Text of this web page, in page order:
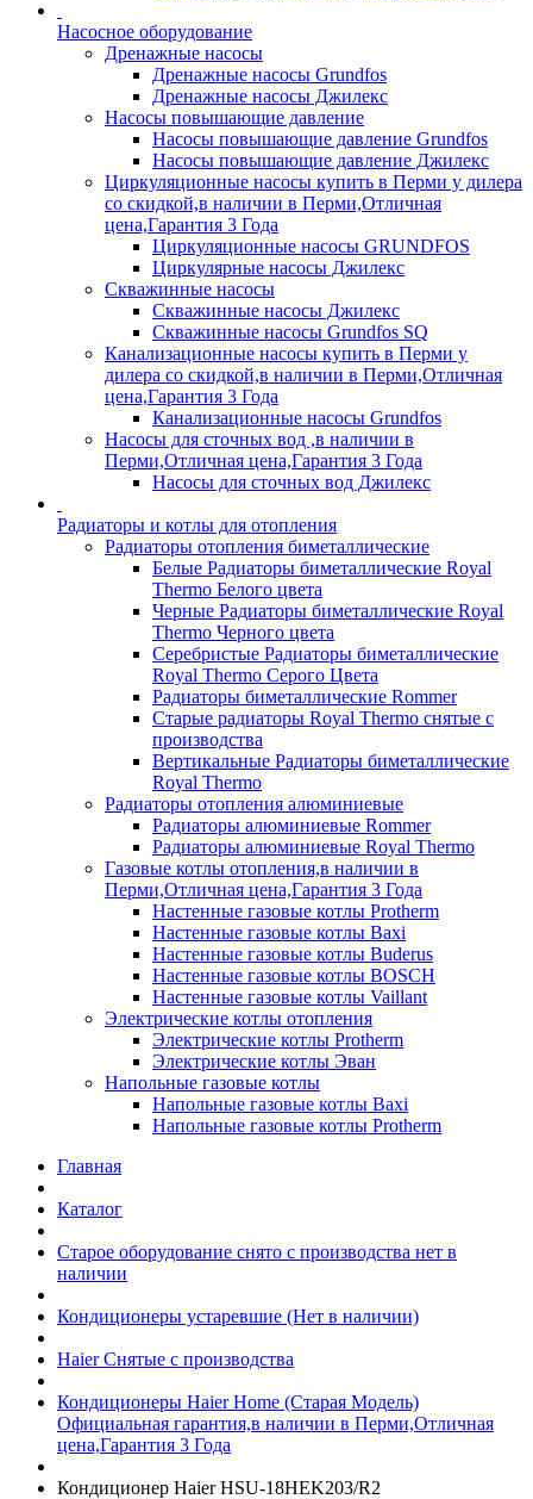
Насосное оборудование
Дренажные насосы
Дренажные насосы Grundfos
Дренажные насосы Джилекс
Насосы повышающие давление
Насосы повышающие давление Grundfos
Насосы повышающие давление Джилекс
Циркуляционные насосы купить в Перми у дилера
со скидкой,в наличии в Перми,Отличная
цена,Гарантия 3 Года
Циркуляционные насосы GRUNDFOS
Циркулярные насосы Джилекс
Скважинные насосы
Скважинные насосы Джилекс
Скважинные насосы Grundfos SQ
Канализационные насосы купить в Перми у
дилера со скидкой,в наличии в Перми,Отличная
цена,Гарантия 3 Года
Канализационные насосы Grundfos
Насосы для сточных вод ,в наличии в
Перми,Отличная цена,Гарантия 3 Года
Насосы для сточных вод Джилекс
Радиаторы и котлы для отопления
Радиаторы отопления биметаллические
Белые Радиаторы биметаллические Royal
Thermo Белого цвета
Черные Радиаторы биметаллические Royal
Thermo Черного цвета
Серебристые Радиаторы биметаллические
Royal Thermo Серого Цвета
Радиаторы биметаллические Rommer
Старые радиаторы Royal Thermo снятые с
производства
Вертикальные Радиаторы биметаллические
Royal Thermo
Радиаторы отопления алюминиевые
Радиаторы алюминиевые Rommer
Радиаторы алюминиевые Royal Thermo
Газовые котлы отопления,в наличии в
Перми,Отличная цена,Гарантия 3 Года
Настенные газовые котлы Protherm
Настенные газовые котлы Baxi
Настенные газовые котлы Buderus
Настенные газовые котлы BOSCH
Настенные газовые котлы Vaillant
Электрические котлы отопления
Электрические котлы Protherm
Электрические котлы Эван
Напольные газовые котлы
Напольные газовые котлы Baxi
Напольные газовые котлы Protherm
Главная
Каталог
Старое оборудование снято с производства нет в
наличии
Кондиционеры устаревшие (Нет в наличии)
Haier Снятые с производства
Кондиционеры Haier Home (Старая Модель)
Официальная гарантия,в наличии в Перми,Отличная
цена,Гарантия 3 Года
Кондиционер Haier HSU-18HEK203/R2